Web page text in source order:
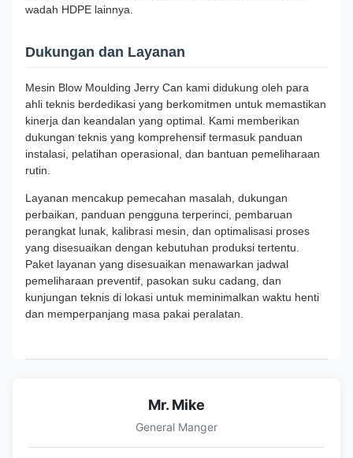
wadah HDPE lainnya.
Dukungan dan Layanan
Mesin Blow Moulding Jerry Can kami didukung oleh para
ahli teknis berdedikasi yang berkomitmen untuk memastikan
kinerja dan keandalan yang optimal. Kami memberikan
dukungan teknis yang komprehensif termasuk panduan
instalasi, pelatihan operasional, dan bantuan pemeliharaan
rutin.
Layanan mencakup pemecahan masalah, dukungan
perbaikan, panduan pengguna terperinci, pembaruan
perangkat lunak, kalibrasi mesin, dan optimalisasi proses
yang disesuaikan dengan kebutuhan produksi tertentu.
Paket layanan yang disesuaikan menawarkan jadwal
pemeliharaan preventif, pasokan suku cadang, dan
kunjungan teknis di lokasi untuk meminimalkan waktu henti
dan memperpanjang masa pakai peralatan.
Mr. Mike
General Manger